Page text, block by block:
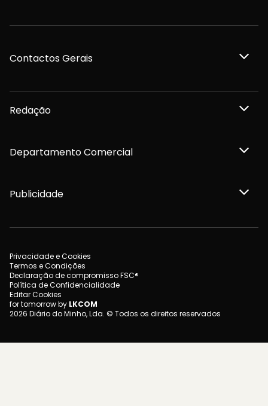
Contactos Gerais
Redação
Departamento Comercial
Publicidade
Privacidade e Cookies
Termos e Condições
Declaração de compromisso FSC®
Política de Confidencialidade
Editar Cookies
for tomorrow by LKCOM
2026 Diário do Minho, Lda. © Todos os direitos reservados